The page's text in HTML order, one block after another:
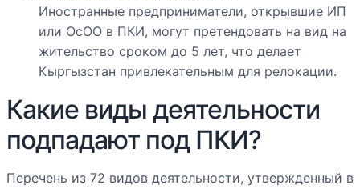
Иностранные предприниматели, открывшие ИП
или ОсОО в ПКИ, могут претендовать на вид на
жительство сроком до 5 лет, что делает
Кыргызстан привлекательным для релокации.
Какие виды деятельности
подпадают под ПКИ?
Перечень из 72 видов деятельности, утвержденный в